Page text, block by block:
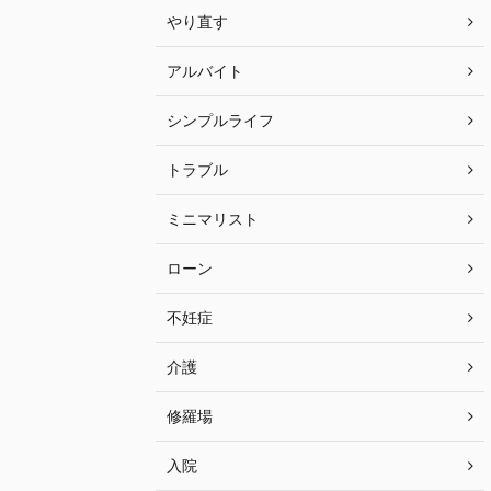
やり直す
アルバイト
シンプルライフ
トラブル
ミニマリスト
ローン
不妊症
介護
修羅場
入院